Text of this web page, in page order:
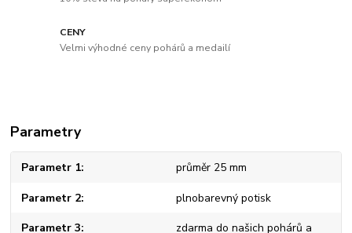
CENY
Velmi výhodné ceny pohárů a medailí
Parametry
Parametr 1 průměr 25 mm
Parametr 2 plnobarevný potisk
Parametr 3
zdarma do našich pohárů a